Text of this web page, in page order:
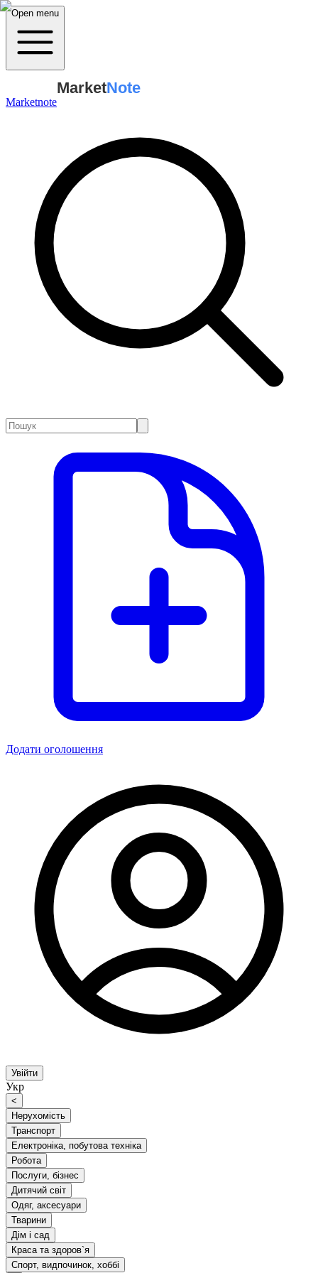
Open menu
Marketnote
MarketNote
Додати оголошення
Увійти
Укр
<
Нерухомість
Транспорт
Електроніка, побутова техніка
Робота
Послуги, бізнес
Дитячий світ
Одяг, аксесуари
Тварини
Дім і сад
Краса та здоров`я
Спорт, видпочинок, хоббі